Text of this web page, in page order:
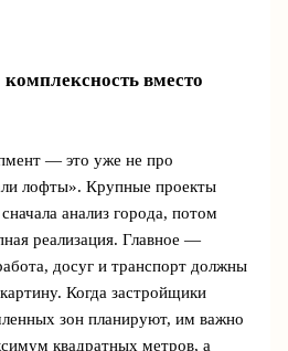
вместо
— это уже не про
лофты». Крупные проекты
анализ города, потом
реализация. Главное —
досуг и транспорт должны
Когда застройщики
зон планируют, им важно
квадратных метров, а